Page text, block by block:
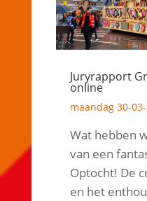
Juryrapport
online
maandag 30-
Wat hebben
van een
Optocht! De
en het